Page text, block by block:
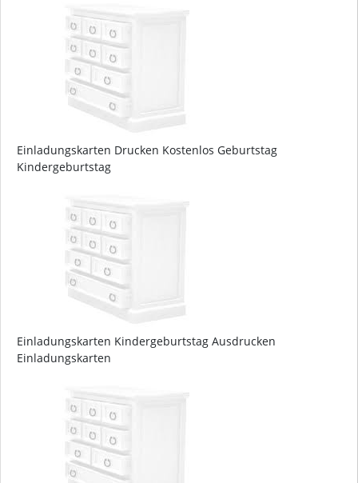
Einladungskarten Drucken Kostenlos Geburtstag
Kindergeburtstag
Einladungskarten Kindergeburtstag Ausdrucken
Einladungskarten